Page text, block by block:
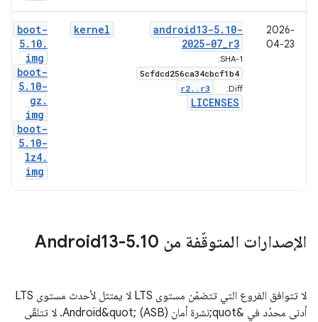
2026-
04-23
android13-5. 10-
2025-07_r3
SHA-1:
5cfdcd256ca34cbcf1b4
Diff:
r2. . r3
LICENSES
kernel
boot-
5. 10.
img
boot-
5. 10-
gz .
img
boot-
5. 10-
lz4.
img
الإصدارات المتوقّفة من Android13-5 .10
لا تتوافق الفروع التي تتضمّن مستوى LTS لا يمتثل لأحدث مستوى LTS
أدنى محدّد في &quot;نشرة أمان Android&quot; (ASB). لا تتلقّى